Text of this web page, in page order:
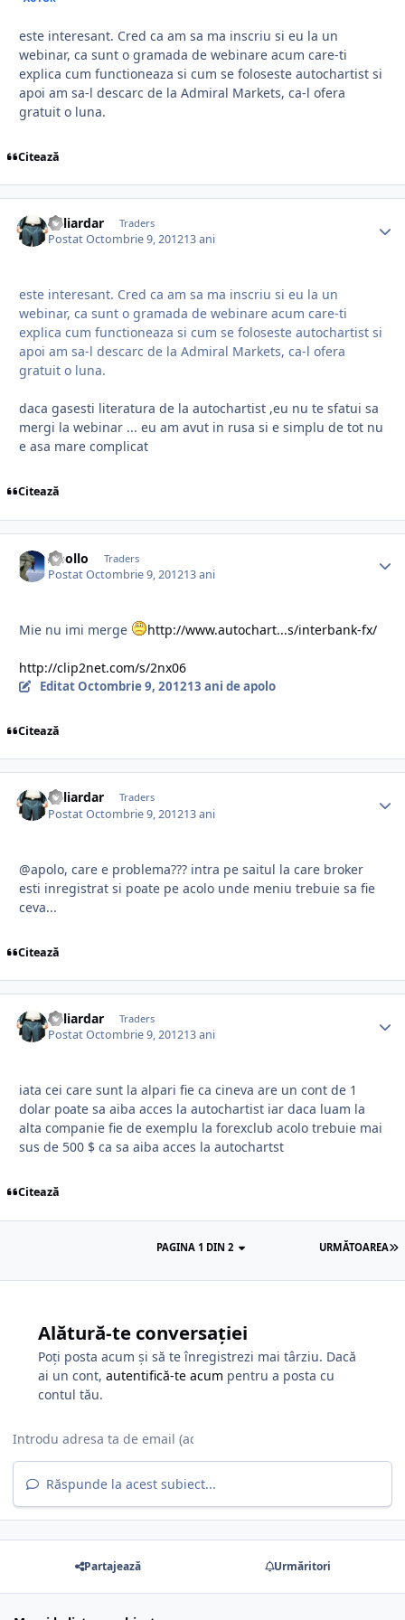
este interesant. Cred ca am sa ma inscriu si eu la un
webinar, ca sunt o gramada de webinare acum care-ti
explica cum functioneaza si cum se foloseste autochartist si
apoi am sa-l descarc de la Admiral Markets, ca-l ofera
gratuit o luna.
Citează
Miliardar Traders
PostatOctombrie 9, 201213 ani
este interesant. Cred ca am sa ma inscriu si eu la un
webinar, ca sunt o gramada de webinare acum care-ti
explica cum functioneaza si cum se foloseste autochartist si
apoi am sa-l descarc de la Admiral Markets, ca-l ofera
gratuit o luna.
daca gasesti literatura de la autochartist ,eu nu te sfatui sa
mergi la webinar ... eu am avut in rusa si e simplu de tot nu
e asa mare complicat
Citează
Apollo Traders
PostatOctombrie 9, 201213 ani
Mie nu imi merge http://www.autochart...s/interbank-fx/
http://clip2net.com/s/2nx06
EditatOctombrie 9, 201213 ani de apolo
Citează
Miliardar Traders
PostatOctombrie 9, 201213 ani
@apolo, care e problema??? intra pe saitul la care broker
esti inregistrat si poate pe acolo unde meniu trebuie sa fie
ceva...
Citează
Miliardar Traders
PostatOctombrie 9, 201213 ani
iata cei care sunt la alpari fie ca cineva are un cont de 1
dolar poate sa aiba acces la autochartist iar daca luam la
alta companie fie de exemplu la forexclub acolo trebuie mai
sus de 500 $ ca sa aiba acces la autochartst
Citează
URMĂTOAREA
PAGINA 1 DIN 2
Alătură-te conversației
Poți posta acum și să te înregistrezi mai târziu. Dacă
ai un cont, autentifică-te acum pentru a posta cu
contul tău.
Răspunde la acest subiect...
Partajează Urmăritori